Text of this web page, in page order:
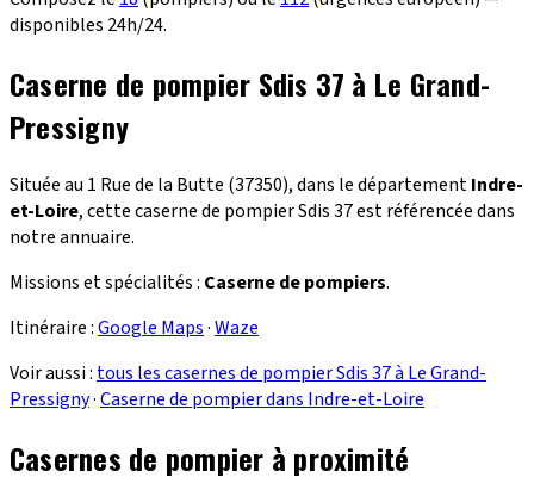
disponibles 24h/24.
Caserne de pompier Sdis 37 à Le Grand-
Pressigny
Située au 1 Rue de la Butte (37350), dans le départementIndre-
et-Loire, cette caserne de pompier Sdis 37 est référencée dans
notre annuaire.
Missions et spécialités : Caserne de pompiers.
Itinéraire :Google Maps·Waze
Voir aussi : tous les casernes de pompier Sdis 37 à Le Grand-
Pressigny·Caserne de pompier dans Indre-et-Loire
Casernes de pompier à proximité